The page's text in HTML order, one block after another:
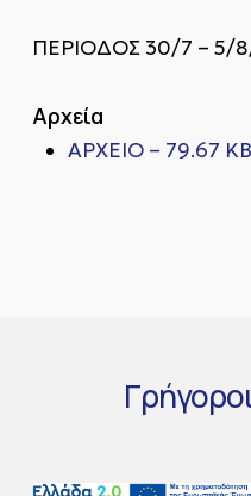
ΠΕΡΙΟΔΟΣ 30/7 – 5/
Αρχεία
ΑΡΧΕΙΟ – 79.67 KB